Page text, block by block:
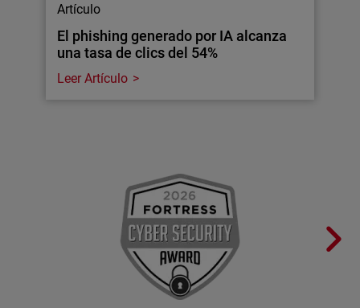
Artículo
El phishing generado por IA alcanza
una tasa de clics del 54%
Leer Artículo